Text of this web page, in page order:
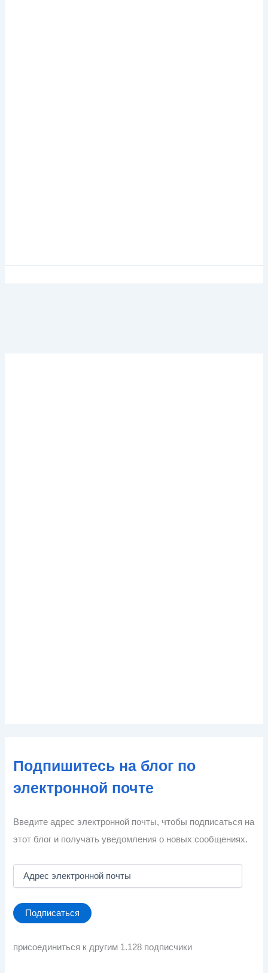
Подпишитесь на блог по
электронной почте
Введите адрес электронной почты, чтобы подписаться на
этот блог и получать уведомления о новых сообщениях.
е
с
е
Подписаться
присоединиться к другим 1.128 подписчики